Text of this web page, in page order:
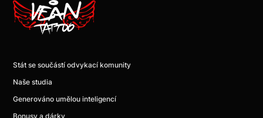
Stát se součástí odvykací komunity
Naše studia
Generováno umělou inteligencí
Bonusy a dárky